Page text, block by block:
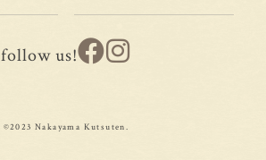
follow us!
©2023 Nakayama Kutsuten.